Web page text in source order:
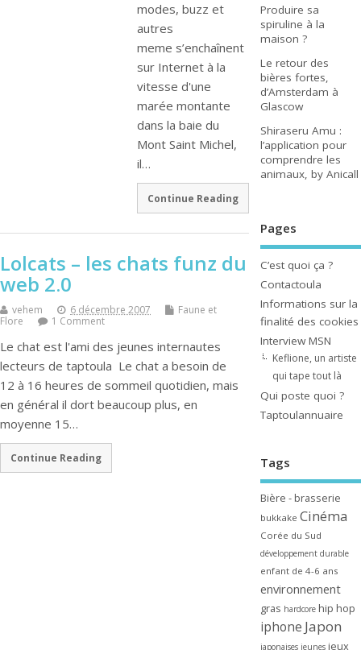
modes, buzz et
autres
meme s’enchaînent
sur Internet à la
vitesse d'une
marée montante
dans la baie du
Mont Saint Michel,
il…
Continue Reading
Lolcats – les chats funz du
web 2.0
vehem 6 décembre 2007
Faune et
Flore
1 Comment
Le chat est l'ami des jeunes internautes
lecteurs de taptoula Le chat a besoin de
12 à 16 heures de sommeil quotidien, mais
en général il dort beaucoup plus, en
moyenne 15…
Continue Reading
Produire sa
spiruline à la
maison ?
Le retour des
bières fortes,
d’Amsterdam à
Glascow
Shiraseru Amu :
l’application pour
comprendre les
animaux, by Anicall
Pages
C’est quoi ça ?
Contactoula
Informations sur la
finalité des cookies
Interview MSN
Keflione, un artiste
qui tape tout là
Qui poste quoi ?
Taptoulannuaire
Tags
Bière - brasserie
bukkake Cinéma
Corée du Sud
développement durable
enfant de 4-6 ans
environnement
gras hardcore hip hop
iphone Japon
japonaises jeunes jeux